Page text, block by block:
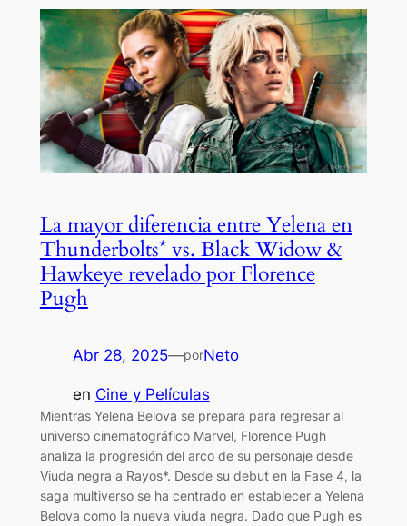
La mayor diferencia entre Yelena en
Thunderbolts* vs. Black Widow &
Hawkeye revelado por Florence
Pugh
Abr 28, 2025—porNeto
en Cine y Películas
Mientras Yelena Belova se prepara para regresar al
universo cinematográfico Marvel, Florence Pugh
analiza la progresión del arco de su personaje desde
Viuda negra a Rayos*. Desde su debut en la Fase 4, la
saga multiverso se ha centrado en establecer a Yelena
Belova como la nueva viuda negra. Dado que Pugh es